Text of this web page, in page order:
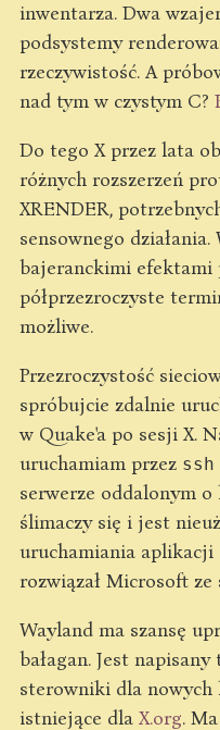
inwentarza. Dwa
podsystemy
rzeczywistość. A
nad tym w czystym C?
Do tego X przez lata
różnych rozszerzeń
XRENDER,
sensownego
bajeranckimi efektami
półprzezroczyste
możliwe.
Przezroczystość
spróbujcie zdalnie
w Quake'a po sesji X.
uruchamiam przez
serwerze oddalonym
ślimaczy się i jest
uruchamiania aplikacji
rozwiązał Microsoft
Wayland ma szansę
bałagan. Jest
sterowniki dla
istniejące dla X.org.